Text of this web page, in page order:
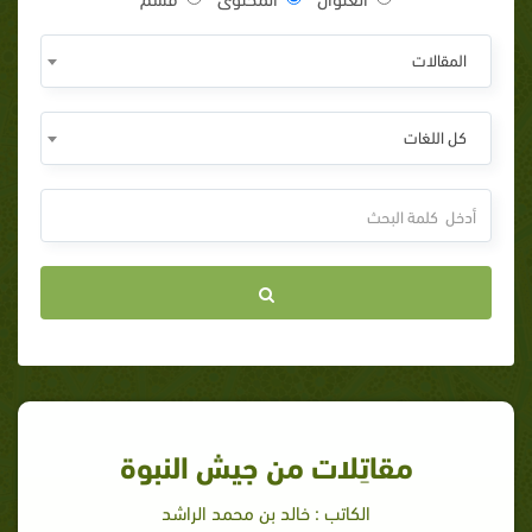
المقالات
كل اللغات
مقاتِلات من جيش النبوة
الكاتب : خالد بن محمد الراشد